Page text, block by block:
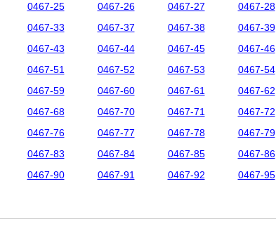
0467-25 0467-26 0467-27
0467-28
0467-33 0467-37 0467-38
0467-39
0467-43 0467-44 0467-45
0467-46
0467-51 0467-52 0467-53
0467-54
0467-59 0467-60 0467-61
0467-62
0467-68 0467-70 0467-71
0467-72
0467-76 0467-77 0467-78
0467-79
0467-83 0467-84 0467-85
0467-86
0467-90 0467-91 0467-92
0467-95